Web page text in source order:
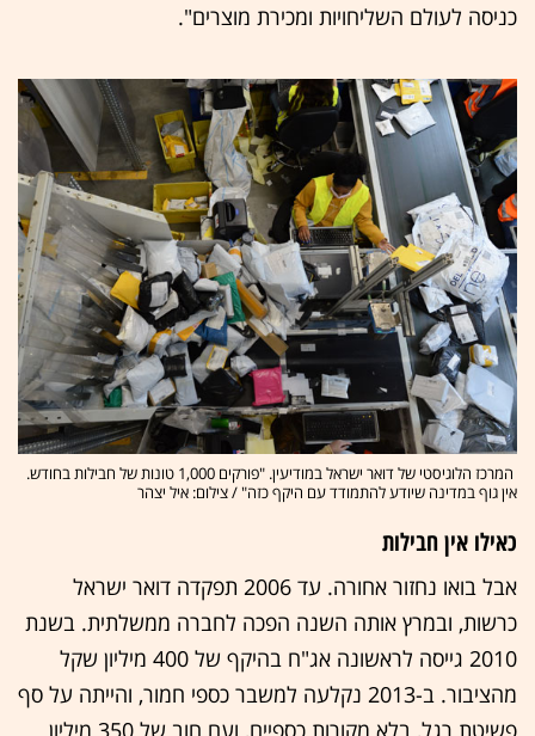
כניסה לעולם השליחויות ומכירת מוצרים".
המרכז הלוגיסטי של דואר ישראל במודיעין. "פורקים 1,000 טונות של חבילות בחודש.
אין גוף במדינה שיודע להתמודד עם היקף כזה" / צילום: איל יצהר
כאילו אין חבילות
אבל בואו נחזור אחורה. עד 2006 תפקדה דואר ישראל
כרשות, ובמרץ אותה השנה הפכה לחברה ממשלתית. בשנת
2010 גייסה לראשונה אג"ח בהיקף של 400 מיליון שקל
מהציבור. ב-2013 נקלעה למשבר כספי חמור, והייתה על סף
פשיטת רגל, בלא מקורות כספיים, ועם חוב של 350 מיליון